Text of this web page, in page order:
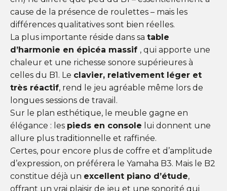
cause de la présence de roulettes – mais les
différences qualitatives sont bien réelles.
La plus importante réside dans sa table
d’harmonie en épicéa massif , qui apporte une
chaleur et une richesse sonore supérieures à
celles du B1. Le clavier, relativement léger et
très réactif, rend le jeu agréable même lors de
longues sessions de travail.
Sur le plan esthétique, le meuble gagne en
élégance : les pieds en console lui donnent une
allure plus traditionnelle et raffinée.
Certes, pour encore plus de coffre et d’amplitude
d’expression, on préférera le Yamaha B3. Mais le B2
constitue déjà un excellent piano d’étude,
offrant un vrai plaisir de jeu et une sonorité qui